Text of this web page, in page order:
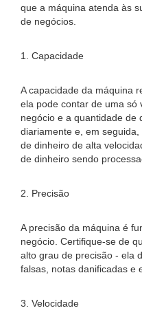
que a máquina atenda às
de negócios.
1. Capacidade
A capacidade da máquina
ela pode contar de uma só
negócio e a quantidade de
diariamente e, em
de dinheiro de alta
de dinheiro sendo
2. Precisão
A precisão da máquina é
negócio. Certifique-se de
alto grau de precisão - ela
falsas, notas danificadas e
3. Velocidade